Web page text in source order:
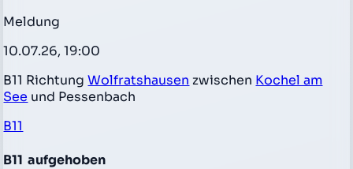
Meldung
10.07.26, 19:00
B11 RichtungWolfratshausen zwischen Kochel am
See und Pessenbach
B11
B11 aufgehoben